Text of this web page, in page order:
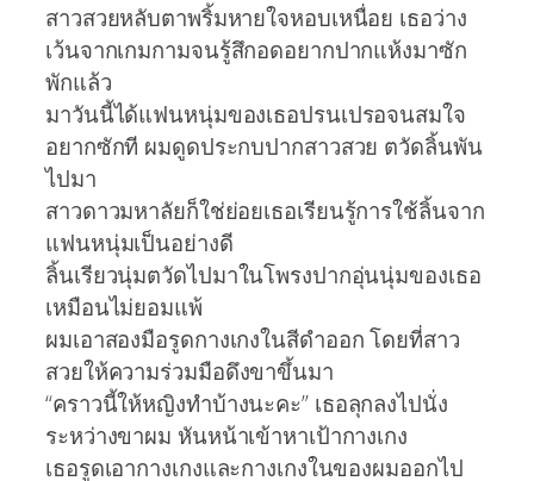
สาวสวยหลับตาพริ้มหายใจหอบเหนื่อย เธอว่าง
เว้นจากเกมกามจนรู้สึกอดอยากปากแห้งมาซัก
พักแล้ว
มาวันนี้ได้แฟนหนุ่มของเธอปรนเปรอจนสมใจ
อยากซักที ผมดูดประกบปากสาวสวย ตวัดลิ้นพัน
ไปมา
สาวดาวมหาลัยก็ใช่ย่อยเธอเรียนรู้การใช้ลิ้นจาก
แฟนหนุ่มเป็นอย่างดี
ลิ้นเรียวนุ่มตวัดไปมาในโพรงปากอุ่นนุ่มของเธอ
เหมือนไม่ยอมแพ้
ผมเอาสองมือรูดกางเกงในสีดำออก โดยที่สาว
สวยให้ความร่วมมือดึงขาขึ้นมา
“คราวนี้ให้หญิงทำบ้างนะคะ” เธอลุกลงไปนั่ง
ระหว่างขาผม หันหน้าเข้าหาเป้ากางเกง
เธอรูดเอากางเกงและกางเกงในของผมออกไป